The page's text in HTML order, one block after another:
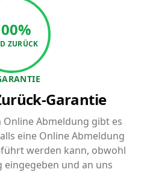
ZURÜCK
Garantie
Abmeldung gibt es
eine Online Abmeldung
werden kann, obwohl
und an uns